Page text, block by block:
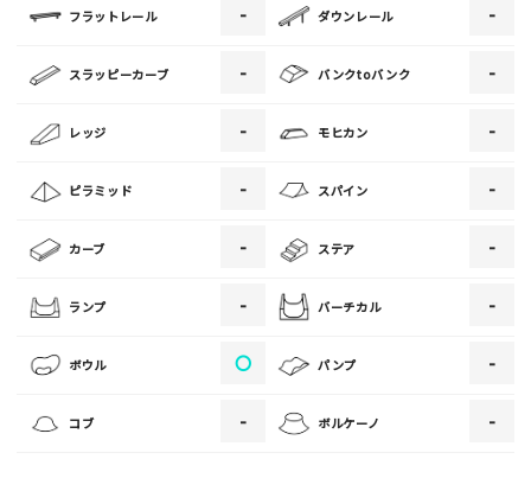
[text photo3alt placeholder "写真の解説※任意]
ご注意事項
・人物の顔が写っている場合はモザイク処理を行います。
・画像の規定サイズは横幅640px以上となります。
フラットレール - ダウンレール -
スラッピーカーブ - バンクtoバンク -
レッジ - モヒカン -
ピラミッド - スパイン -
カーブ - ステア -
ランプ - バーチカル -
ボウル 〇 パンプ -
コブ - ボルケーノ -